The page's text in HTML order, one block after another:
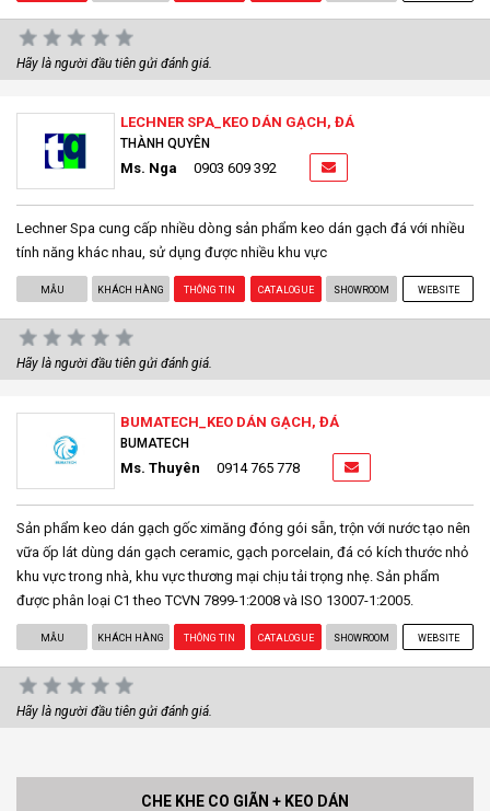
Hãy là người đầu tiên gửi đánh giá.
LECHNER SPA_KEO DÁN GẠCH, ĐÁ
THÀNH QUYÊN
Ms. Nga 0903 609 392
Lechner Spa cung cấp nhiều dòng sản phẩm keo dán gạch đá với nhiều
tính năng khác nhau, sử dụng được nhiều khu vực
MẪU KHÁCH HÀNG THÔNG TIN CATALOGUE SHOWROOM WEBSITE
Hãy là người đầu tiên gửi đánh giá.
BUMATECH_KEO DÁN GẠCH, ĐÁ
BUMATECH
Ms. Thuyên 0914 765 778
Sản phẩm keo dán gạch gốc ximăng đóng gói sẵn, trộn với nước tạo nên
vữa ốp lát dùng dán gạch ceramic, gạch porcelain, đá có kích thước nhỏ
khu vực trong nhà, khu vực thương mại chịu tải trọng nhẹ. Sản phẩm
được phân loại C1 theo TCVN 7899-1:2008 và ISO 13007-1:2005.
MẪU KHÁCH HÀNG THÔNG TIN CATALOGUE SHOWROOM WEBSITE
Hãy là người đầu tiên gửi đánh giá.
CHE KHE CO GIÃN + KEO DÁN